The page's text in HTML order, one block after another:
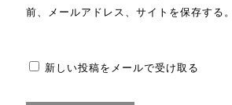
前、メールアドレス、サイトを保存する。
新しい投稿をメールで受け取る